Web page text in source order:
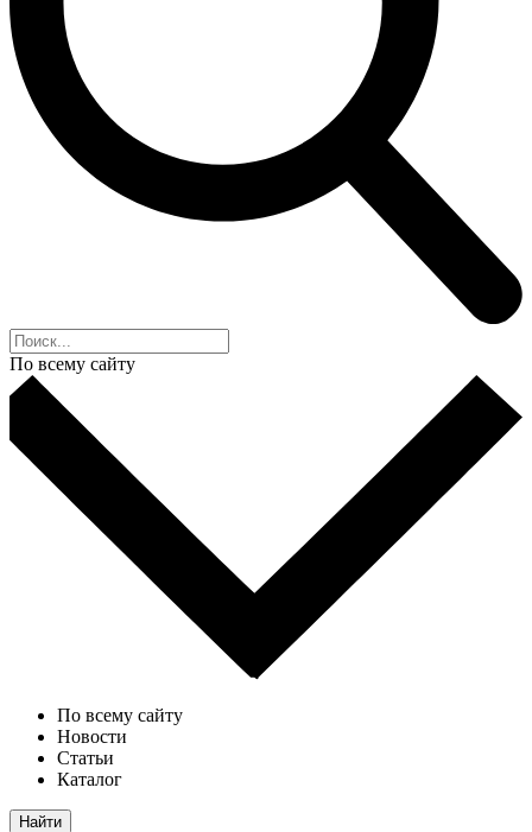
По всему сайту
По всему сайту
Новости
Статьи
Каталог
Найти